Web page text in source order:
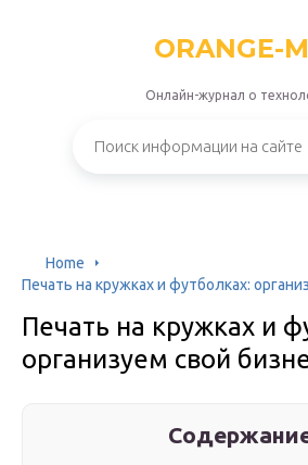
ORANGE-
Онлайн-журнал о
Home
Печать на кружках и футболках:
Печать на кружках и
организуем свой